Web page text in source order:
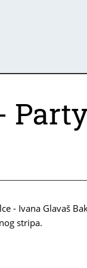
- Ivana Glavaš
stripa.